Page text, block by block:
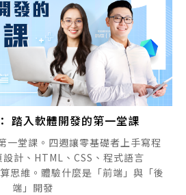
踏入軟體開發的第一堂課
一堂課。四週讓零基礎者上手寫程
計、HTML、CSS、程式語言
思維。體驗什麼是「前端」與「後
端」開發